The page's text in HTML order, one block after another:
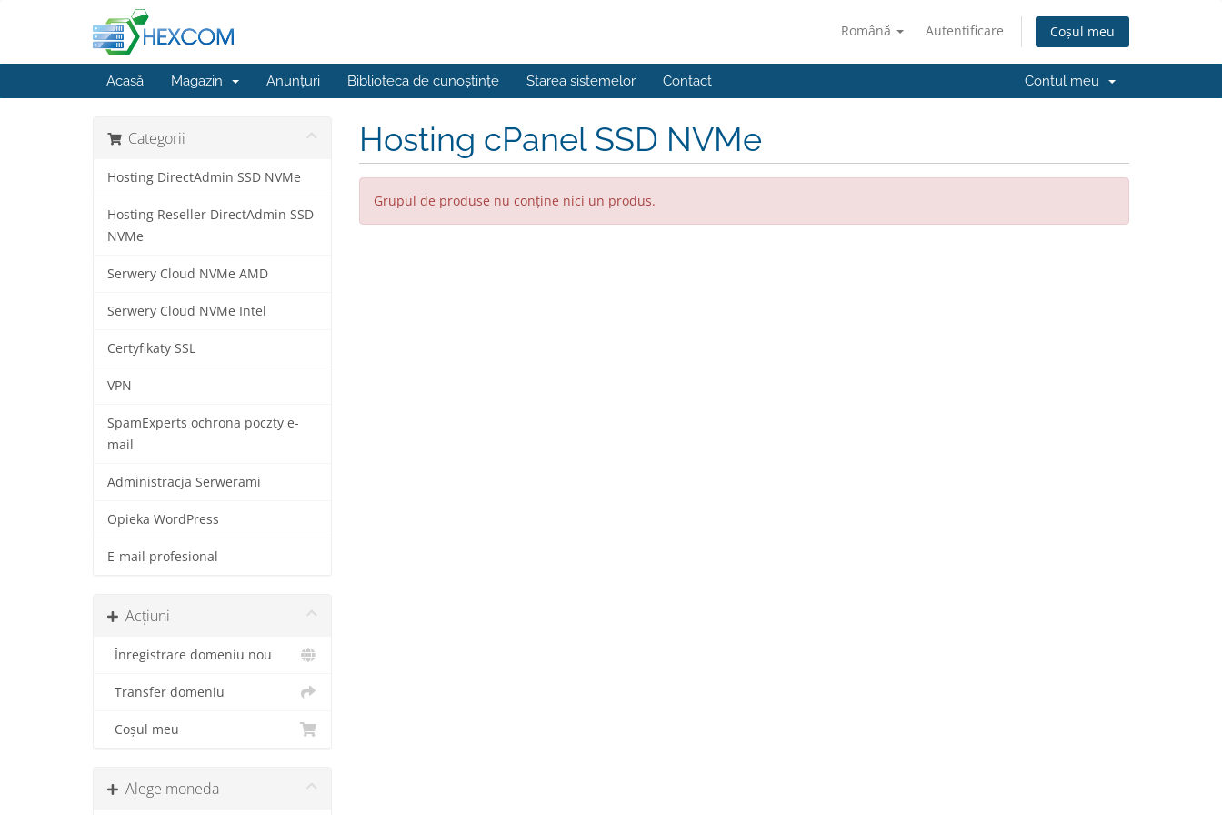
Română Autentificare Coșul meu
Acasă Magazin Anunțuri Biblioteca de cunoștințe Starea sistemelor Contact Contul meu
Categorii
Hosting DirectAdmin SSD NVMe
Hosting Reseller DirectAdmin SSD
NVMe
Serwery Cloud NVMe AMD
Serwery Cloud NVMe Intel
Certyfikaty SSL
VPN
SpamExperts ochrona poczty e-
mail
Administracja Serwerami
Opieka WordPress
E-mail profesional
Acțiuni
Înregistrare domeniu nou
Transfer domeniu
Coșul meu
Alege moneda
Hosting cPanel SSD NVMe
Grupul de produse nu conține nici un produs.